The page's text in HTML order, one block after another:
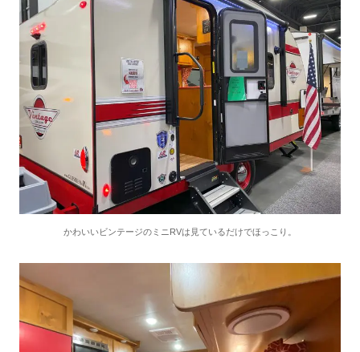
かわいいビンテージのミニRVは見ているだけでほっこり。